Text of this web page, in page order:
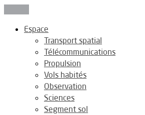
Espace
Transport spatial
Télécommunications
Propulsion
Vols habités
Observation
Sciences
Segment sol